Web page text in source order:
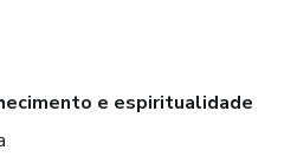
e espiritualidade